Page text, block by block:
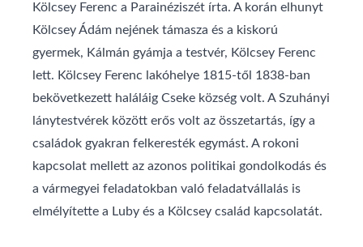
Kölcsey Ferenc a Parainéziszét írta. A korán elhunyt
Kölcsey Ádám nejének támasza és a kiskorú
gyermek, Kálmán gyámja a testvér, Kölcsey Ferenc
lett. Kölcsey Ferenc lakóhelye 1815-től 1838-ban
bekövetkezett haláláig Cseke község volt. A Szuhányi
lánytestvérek között erős volt az összetartás, így a
családok gyakran felkeresték egymást. A rokoni
kapcsolat mellett az azonos politikai gondolkodás és
a vármegyei feladatokban való feladatvállalás is
elmélyítette a Luby és a Kölcsey család kapcsolatát.